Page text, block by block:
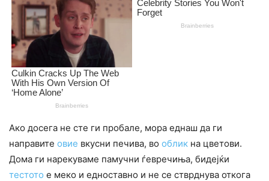
Ако досега не сте ги пробале, мора еднаш да ги
направите овие вкусни печива, во облик на цветови.
Дома ги нарекуваме памучни ѓевречиња, бидејќи
тестото е меко и едноставно и не се стврднува откога